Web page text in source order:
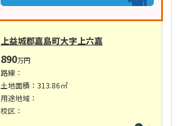
上益城郡嘉島町大字上六嘉
890万円
路線：
土地面積：313.86㎡
用途地域：
校区：